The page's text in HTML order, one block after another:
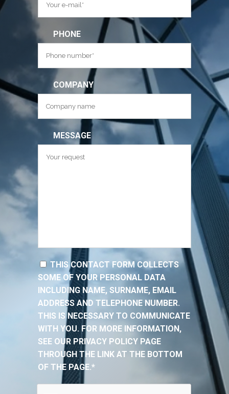
PHONE
COMPANY
MESSAGE
THIS CONTACT FORM COLLECTS
SOME OF YOUR PERSONAL DATA
INCLUDING NAME, SURNAME, EMAIL
ADDRESS AND TELEPHONE NUMBER.
THIS IS NECESSARY TO COMMUNICATE
WITH YOU. FOR MORE INFORMATION,
SEE OUR PRIVACY POLICY PAGE
THROUGH THE LINK AT THE BOTTOM
OF THE PAGE.*